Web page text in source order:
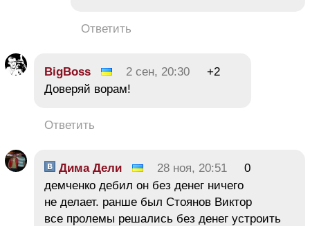
Ответить
BigBoss 2 сен, 20:30
+2
Доверяй ворам!
Ответить
Дима Дели 28 ноя, 20:51
0
демченко дебил он без денег ничего
не делает. ранше был Стоянов Виктор
все пролемы решались без денег устроить